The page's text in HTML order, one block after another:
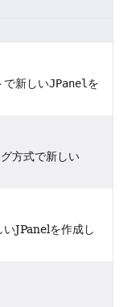
で新しいJPanel を
方式で新しい
JPanelを作成し